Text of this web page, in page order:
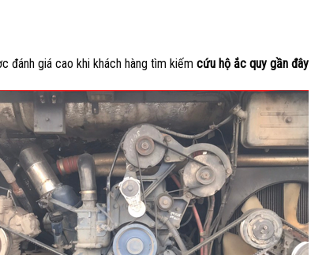
đánh giá cao khi khách hàng tìm kiếm cứu hộ ắc quy gần đây